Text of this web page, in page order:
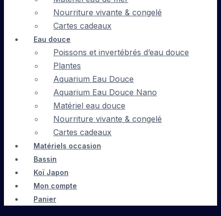
Nourriture vivante & congelé
Cartes cadeaux
Eau douce
Poissons et invertébrés d’eau douce
Plantes
Aquarium Eau Douce
Aquarium Eau Douce Nano
Matériel eau douce
Nourriture vivante & congelé
Cartes cadeaux
Matériels occasion
Bassin
Koï Japon
Mon compte
Panier